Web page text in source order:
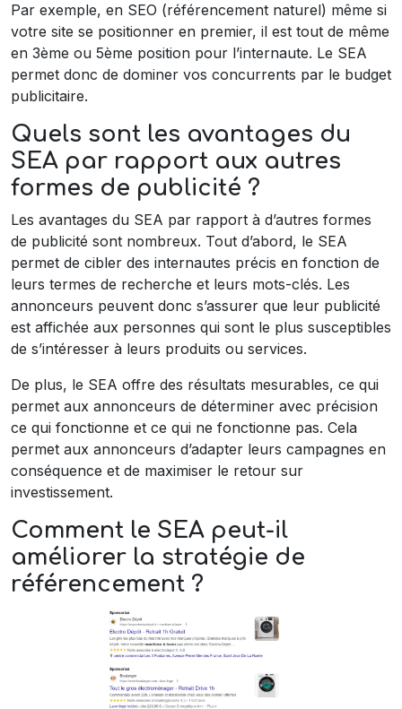
Par exemple, en SEO (référencement naturel) même si
votre site se positionner en premier, il est tout de même
en 3ème ou 5ème position pour l’internaute. Le SEA
permet donc de dominer vos concurrents par le budget
publicitaire.
Quels sont les avantages du
SEA par rapport aux autres
formes de publicité ?
Les avantages du SEA par rapport à d’autres formes
de publicité sont nombreux. Tout d’abord, le SEA
permet de cibler des internautes précis en fonction de
leurs termes de recherche et leurs mots-clés. Les
annonceurs peuvent donc s’assurer que leur publicité
est affichée aux personnes qui sont le plus susceptibles
de s’intéresser à leurs produits ou services.
De plus, le SEA offre des résultats mesurables, ce qui
permet aux annonceurs de déterminer avec précision
ce qui fonctionne et ce qui ne fonctionne pas. Cela
permet aux annonceurs d’adapter leurs campagnes en
conséquence et de maximiser le retour sur
investissement.
Comment le SEA peut-il
améliorer la stratégie de
référencement ?